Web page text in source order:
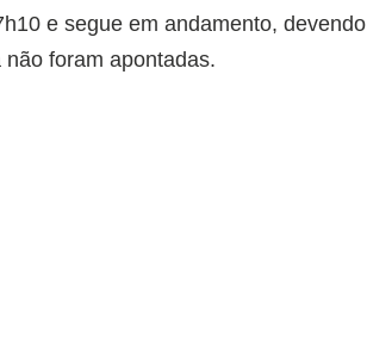
e segue em andamento, devendo
foram apontadas.